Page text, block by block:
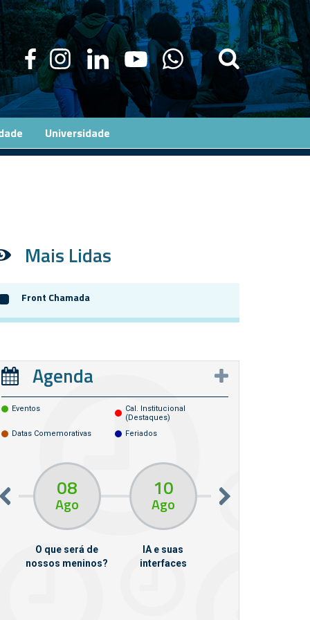
Universidade
Mais Lidas
Front Chamada
Agenda
Eventos
Cal. Institucional
(destaques)
Datas Comemorativas
Feriados
08
Ago
O que será de
nossos meninos?
10
Ago
IA e suas
interfaces